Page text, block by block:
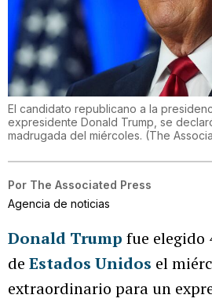
El candidato republicano a la
expresidente Donald Trump, se
madrugada del miércoles. (The
Por The Associated Press
Agencia de noticias
Donald Trump fue elegido
de Estados Unidos el
extraordinario para un